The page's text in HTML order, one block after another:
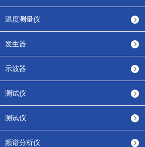
温度测量仪
发生器
示波器
测试仪
测试仪
频谱分析仪